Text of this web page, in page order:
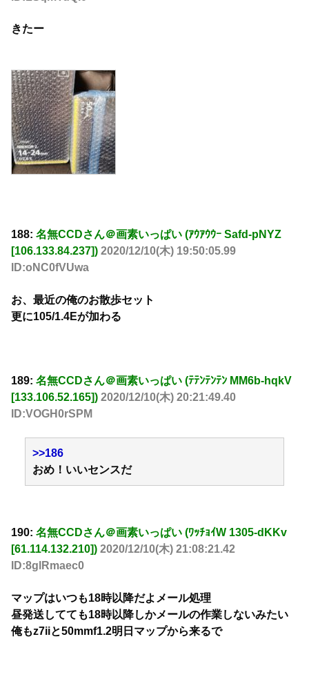
きたー
188: 名無CCDさん＠画素いっぱい (ｱｳｱｳｳｰ Safd-pNYZ
[106.133.84.237]) 2020/12/10(木) 19:50:05.99
ID:oNC0fVUwa
お、最近の俺のお散歩セット
更に105/1.4Eが加わる
189: 名無CCDさん＠画素いっぱい (ﾃﾃﾝﾃﾝﾃﾝ MM6b-hqkV
[133.106.52.165]) 2020/12/10(木) 20:21:49.40
ID:VOGH0rSPM
>>186
おめ！いいセンスだ
190: 名無CCDさん＠画素いっぱい (ﾜｯﾁｮｲW 1305-dKKv
[61.114.132.210]) 2020/12/10(木) 21:08:21.42
ID:8glRmaec0
マップはいつも18時以降だよメール処理
昼発送してても18時以降しかメールの作業しないみたい
俺もz7iiと50mmf1.2明日マップから来るで